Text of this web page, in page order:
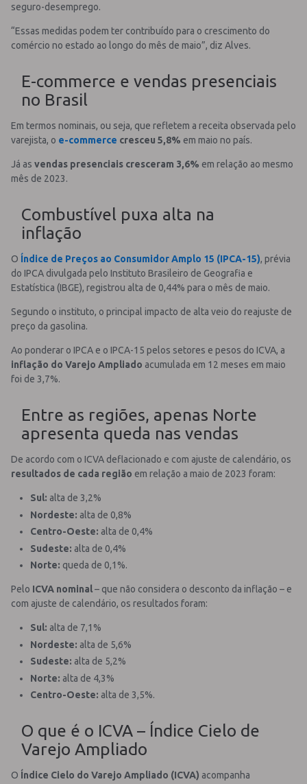
seguro-desemprego.
“Essas medidas podem ter contribuído para o crescimento do
comércio no estado ao longo do mês de maio”, diz Alves.
E-commerce e vendas presenciais
no Brasil
Em termos nominais, ou seja, que refletem a receita observada pelo
varejista, o e-commerce cresceu 5,8% em maio no país.
Já as vendas presenciais cresceram 3,6% em relação ao mesmo
mês de 2023.
Combustível puxa alta na
inflação
O Índice de Preços ao Consumidor Amplo 15 (IPCA-15), prévia
do IPCA divulgada pelo Instituto Brasileiro de Geografia e
Estatística (IBGE), registrou alta de 0,44% para o mês de maio.
Segundo o instituto, o principal impacto de alta veio do reajuste de
preço da gasolina.
Ao ponderar o IPCA e o IPCA-15 pelos setores e pesos do ICVA, a
inflação do Varejo Ampliado acumulada em 12 meses em maio
foi de 3,7%.
Entre as regiões, apenas Norte
apresenta queda nas vendas
De acordo com o ICVA deflacionado e com ajuste de calendário, os
resultados de cada região em relação a maio de 2023 foram:
Sul: alta de 3,2%
Nordeste: alta de 0,8%
Centro-Oeste: alta de 0,4%
Sudeste: alta de 0,4%
Norte: queda de 0,1%.
Pelo ICVA nominal– que não considera o desconto da inflação – e
com ajuste de calendário, os resultados foram:
Sul: alta de 7,1%
Nordeste: alta de 5,6%
Sudeste: alta de 5,2%
Norte: alta de 4,3%
Centro-Oeste: alta de 3,5%.
O que é o ICVA – Índice Cielo de
Varejo Ampliado
O Índice Cielo do Varejo Ampliado (ICVA) acompanha